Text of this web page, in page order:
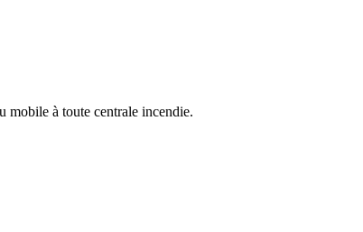
mobile à toute centrale incendie.